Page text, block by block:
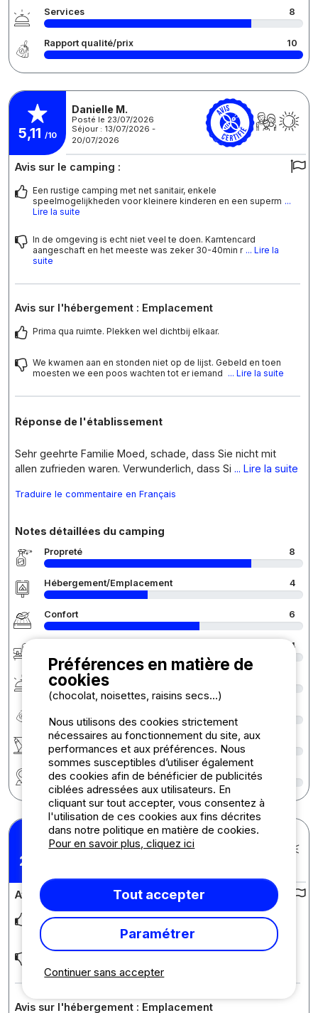
Services 8
Rapport qualité/prix 10
5,11 /10
Danielle M.
Posté le 23/07/2026
Séjour : 13/07/2026 -
20/07/2026
Avis sur le camping :
Een rustige camping met net sanitair, enkele
speelmogelijkheden voor kleinere kinderen en een superm ...
Lire la suite
In de omgeving is echt niet veel te doen. Karntencard
aangeschaft en het meeste was zeker 30-40min r ... Lire la
suite
Avis sur l'hébergement : Emplacement
Prima qua ruimte. Plekken wel dichtbij elkaar.
We kwamen aan en stonden niet op de lijst. Gebeld en toen
moesten we een poos wachten tot er iemand ... Lire la suite
Réponse de l'établissement
Sehr geehrte Familie Moed, schade, dass Sie nicht mit
allen zufrieden waren. Verwunderlich, dass Si ... Lire la suite
Traduire le commentaire en Français
Notes détaillées du camping
Propreté 8
Hébergement/Emplacement 4
Confort 6
4
Services
Activités / Animations
Région
2,5
Marco V.
Posté le 22/07/2026
Avis sur le camping :
Plaatsen zijn heel onlogisch ingedeeld zodat je niet erg
handig je caravan kan plaatsen
Avis sur l'hébergement : Emplacement
Continuer sans accepter
Préférences en matière de
cookies
(chocolat, noisettes, raisins secs...)
Nous utilisons des cookies strictement
nécessaires au fonctionnement du site, aux
performances et aux préférences. Nous
sommes susceptibles d’utiliser également
des cookies afin de bénéficier de publicités
ciblées adressées aux utilisateurs. En
cliquant sur tout accepter, vous consentez à
l'utilisation de ces cookies aux fins décrites
dans notre politique en matière de cookies.
Pour en savoir plus, cliquez ici
Tout accepter
Paramétrer